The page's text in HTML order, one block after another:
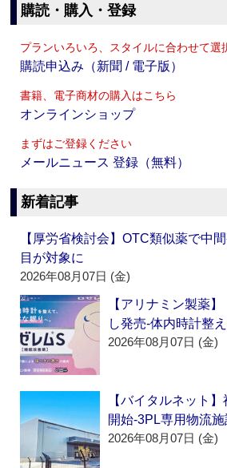
購読・購入・登録
プランいろいろ、スタイルに合わせて選
購読申込み（新聞 / 電子版）
書籍、電子商材の購入はこちら
オンラインショップ
まずはご登録ください
メールニュース 登録（無料）
新着記事
【厚労省検討会】OTC類似薬で中
目が対象に
2026年08月07日 (金)
【アリナミン製薬
し発売‐体内時計整
2026年08月07日 (金)
【バイタルネット
開始‐3PL専用物流施
2026年08月07日 (金)